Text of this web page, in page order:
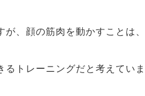
、顔の筋肉を動かすことは、
トレーニングだと考えていま